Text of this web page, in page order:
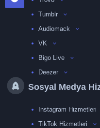
Tumblr
Audiomack
VK
Bigo Live
Deezer
Sosyal Medya
Instagram Hizmetleri
TikTok Hizmetleri